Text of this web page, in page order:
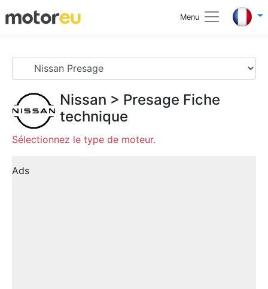
Menu
Nissan > Presage Fiche
technique
Sélectionnez le type de moteur.
Ads